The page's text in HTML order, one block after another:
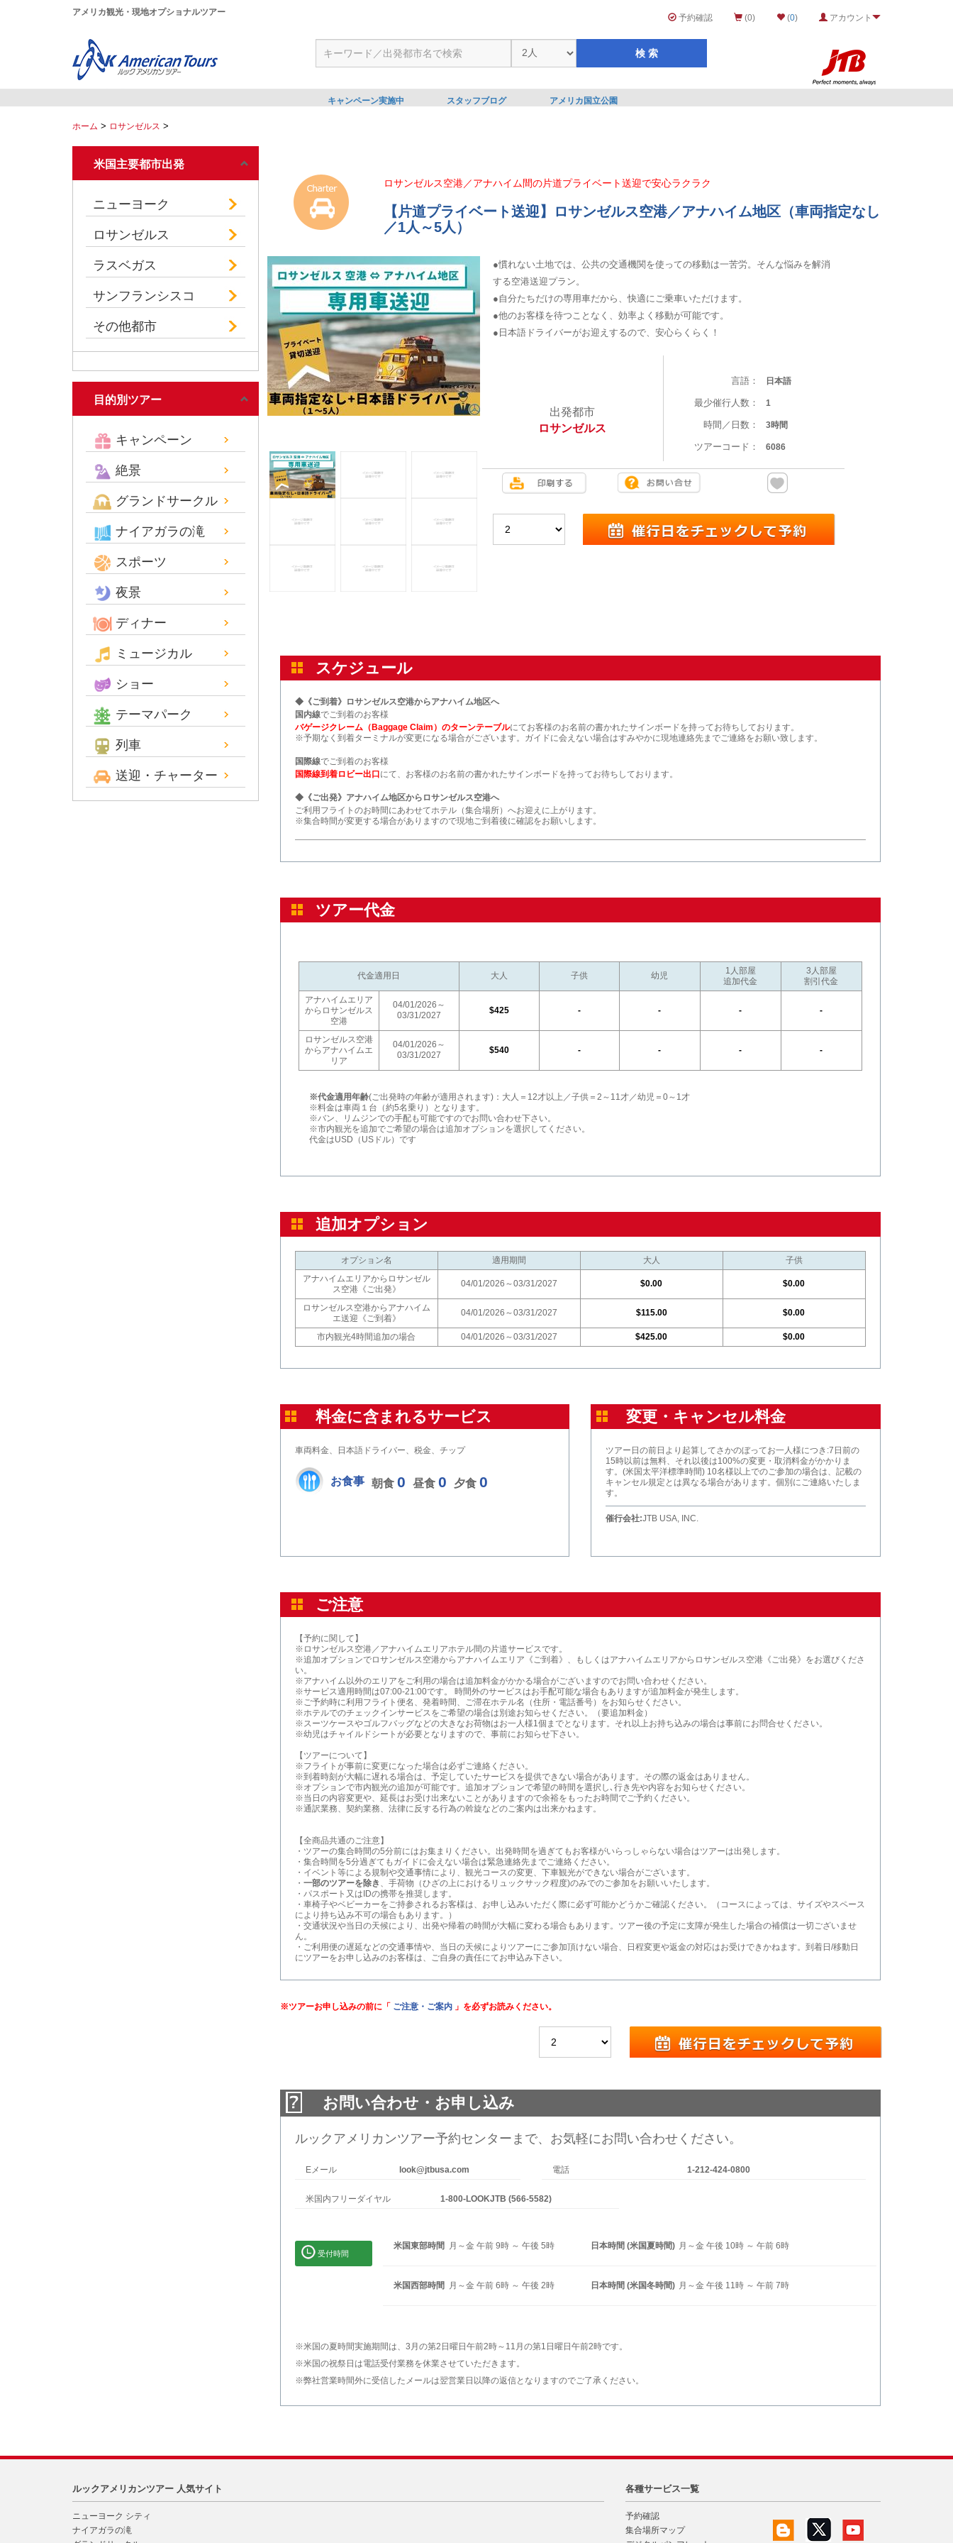
アメリカ観光・現地オプショナルツアー
予約確認 (0) (0) アカウント
キャンペーン実施中 スタッフブログ アメリカ国立公園
ホーム > ロサンゼルス >
米国主要都市出発
ニューヨーク
ロサンゼルス
ラスベガス
サンフランシスコ
その他都市
目的別ツアー
キャンペーン
絶景
グランドサークル
ナイアガラの滝
スポーツ
夜景
ディナー
ミュージカル
ショー
テーマパーク
列車
送迎・チャーター
ロサンゼルス空港／アナハイム間の片道プライベート送迎で安心ラクラク
【片道プライベート送迎】ロサンゼルス空港／アナハイム地区（車両指定なし
／1人～5人）
●慣れない土地では、公共の交通機関を使っての移動は一苦労。そんな悩みを解消
する空港送迎プラン。
●自分たちだけの専用車だから、快適にご乗車いただけます。
●他のお客様を待つことなく、効率よく移動が可能です。
●日本語ドライバーがお迎えするので、安心らくらく！
出発都市
ロサンゼルス
言語： 日本語
最少催行人数： 1
時間／日数： 3時間
ツアーコード： 6086
スケジュール
◆《ご到着》ロサンゼルス空港からアナハイム地区へ
国内線でご到着のお客様
バゲージクレーム（Baggage Claim）のターンテーブルにてお客様のお名前の書かれたサインボードを持ってお待ちしております。
※予期なく到着ターミナルが変更になる場合がございます。ガイドに会えない場合はすみやかに現地連絡先までご連絡をお願い致します。
国際線でご到着のお客様
国際線到着ロビー出口 にて、お客様のお名前の書かれたサインボードを持ってお待ちしております。
◆《ご出発》アナハイム地区からロサンゼルス空港へ
ご利用フライトのお時間にあわせてホテル（集合場所）へお迎えに上がります。
※集合時間が変更する場合がありますので現地ご到着後に確認をお願いします。
ツアー代金
代金適用日 大人 子供 幼児
1人部屋
追加代金
3人部屋
割引代金
アナハイムエリア
からロサンゼルス
空港
04/01/2026～
03/31/2027
$425 - - - -
ロサンゼルス空港
からアナハイムエ
リア
04/01/2026～
03/31/2027
$540 - - - -
※代金適用年齢(ご出発時の年齢が適用されます)：大人＝12才以上／子供＝2～11才／幼児＝0～1才
※料金は車両１台（約5名乗り）となります。
※バン、リムジンでの手配も可能ですのでお問い合わせ下さい。
※市内観光を追加でご希望の場合は追加オプションを選択してください。
代金はUSD（USドル）です
追加オプション
オプション名 適用期間 大人
子供
アナハイムエリアからロサンゼル
ス空港《ご出発》
04/01/2026～03/31/2027 $0.00 $0.00
ロサンゼルス空港からアナハイム
エ送迎《ご到着》
04/01/2026～03/31/2027 $115.00 $0.00
市内観光4時間追加の場合 04/01/2026～03/31/2027 $425.00 $0.00
料金に含まれるサービス
車両料金、日本語ドライバー、税金、チップ
お食事 朝食 0 昼食 0 夕食 0
変更・キャンセル料金
ツアー日の前日より起算してさかのぼってお一人様につき:7日前の
15時以前は無料、それ以後は100%の変更・取消料金がかかりま
す。(米国太平洋標準時間) 10名様以上でのご参加の場合は、記載の
キャンセル規定とは異なる場合があります。個別にご連絡いたしま
す。
催行会社:JTB USA, INC.
ご注意
【予約に関して】
※ロサンゼルス空港／アナハイムエリアホテル間の片道サービスです。
※追加オプションでロサンゼルス空港からアナハイムエリア《ご到着》、もしくはアナハイムエリアからロサンゼルス空港《ご出発》をお選びくださ
い。
※アナハイム以外のエリアをご利用の場合は追加料金がかかる場合がございますのでお問い合わせください。
※サービス適用時間は07:00-21:00です。 時間外のサービスはお手配可能な場合もありますが追加料金が発生します。
※ご予約時に利用フライト便名、発着時間、ご滞在ホテル名（住所・電話番号）をお知らせください。
※ホテルでのチェックインサービスをご希望の場合は別途お知らせください。（要追加料金）
※スーツケースやゴルフバッグなどの大きなお荷物はお一人様1個までとなります。それ以上お持ち込みの場合は事前にお問合せください。
※幼児はチャイルドシートが必要となりますので、事前にお知らせ下さい。
【ツアーについて】
※フライトが事前に変更になった場合は必ずご連絡ください。
※到着時刻が大幅に遅れる場合は、予定していたサービスを提供できない場合があります。その際の返金はありません。
※オプションで市内観光の追加が可能です。追加オプションで希望の時間を選択し､行き先や内容をお知らせください。
※当日の内容変更や、延長はお受け出来ないことがありますので余裕をもったお時間でご予約ください。
※通訳業務、契約業務、法律に反する行為の斡旋などのご案内は出来かねます。
【全商品共通のご注意】
・ツアーの集合時間の5分前にはお集まりください。出発時間を過ぎてもお客様がいらっしゃらない場合はツアーは出発します。
・集合時間を5分過ぎてもガイドに会えない場合は緊急連絡先までご連絡ください。
・イベント等による規制や交通事情により、観光コースの変更、下車観光ができない場合がございます。
・ 一部のツアーを除き 、手荷物（ひざの上におけるリュックサック程度)のみでのご参加をお願いいたします。
・パスポート又はIDの携帯を推奨します。
・車椅子やベビーカーをご持参されるお客様は、お申し込みいただく際に必ず可能かどうかご確認ください。（コースによっては、サイズやスペース
により持ち込み不可の場合もあります。）
・交通状況や当日の天候により、出発や帰着の時間が大幅に変わる場合もあります。ツアー後の予定に支障が発生した場合の補償は一切ございませ
ん。
・ご利用便の遅延などの交通事情や、当日の天候によりツアーにご参加頂けない場合、日程変更や返金の対応はお受けできかねます。到着日/移動日
にツアーをお申し込みのお客様は、ご自身の責任にてお申込み下さい。
※ツアーお申し込みの前に「 ご注意・ご案内」を必ずお読みください。
お問い合わせ・お申し込み
ルックアメリカンツアー予約センターまで、お気軽にお問い合わせください。
Eメール look@jtbusa.com 電話 1-212-424-0800
米国内フリーダイヤル 1-800-LOOKJTB (566-5582)
受付時間
米国東部時間 月～金 午前 9時 ～ 午後 5時
米国西部時間 月～金 午前 6時 ～ 午後 2時
日本時間 (米国夏時間) 月～金 午後 10時 ～ 午前 6時
日本時間 (米国冬時間) 月～金 午後 11時 ～ 午前 7時
※米国の夏時間実施期間は、3月の第2日曜日午前2時～11月の第1日曜日午前2時です。
※米国の祝祭日は電話受付業務を休業させていただきます。
※弊社営業時間外に受信したメールは翌営業日以降の返信となりますのでご了承ください。
ルックアメリカンツアー 人気サイト
ニューヨーク シティ
ナイアガラの滝
各種サービス一覧
予約確認
集合場所マップ